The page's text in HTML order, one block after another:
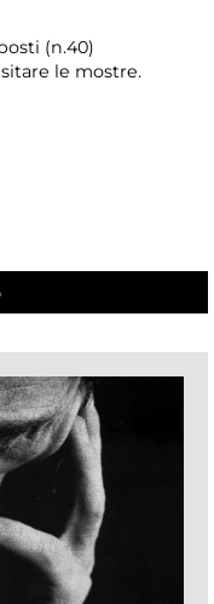
(n.40)
le mostre.